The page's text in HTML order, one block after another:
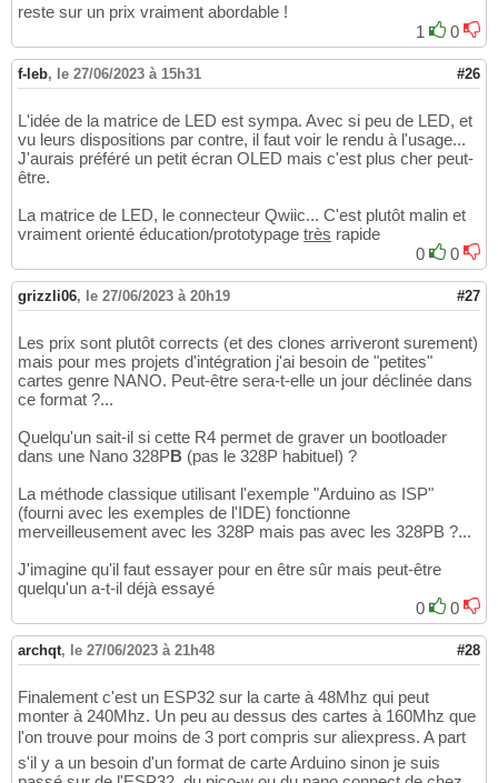
reste sur un prix vraiment abordable !
1
0
f-leb, le 27/06/2023 à 15h31 #26
L'idée de la matrice de LED est sympa. Avec si peu de LED, et
vu leurs dispositions par contre, il faut voir le rendu à l'usage...
J'aurais préféré un petit écran OLED mais c'est plus cher peut-
être.
La matrice de LED, le connecteur Qwiic... C'est plutôt malin et
vraiment orienté éducation/prototypage très rapide
0
0
grizzli06, le 27/06/2023 à 20h19 #27
Les prix sont plutôt corrects (et des clones arriveront surement)
mais pour mes projets d'intégration j'ai besoin de "petites"
cartes genre NANO. Peut-être sera-t-elle un jour déclinée dans
ce format ?...
Quelqu'un sait-il si cette R4 permet de graver un bootloader
dans une Nano 328PB (pas le 328P habituel) ?
La méthode classique utilisant l'exemple "Arduino as ISP"
(fourni avec les exemples de l'IDE) fonctionne
merveilleusement avec les 328P mais pas avec les 328PB ?...
J'imagine qu'il faut essayer pour en être sûr mais peut-être
quelqu'un a-t-il déjà essayé
0
0
archqt, le 27/06/2023 à 21h48 #28
Finalement c'est un ESP32 sur la carte à 48Mhz qui peut
monter à 240Mhz. Un peu au dessus des cartes à 160Mhz que
l'on trouve pour moins de 3 port compris sur aliexpress. A part
s'il y a un besoin d'un format de carte Arduino sinon je suis